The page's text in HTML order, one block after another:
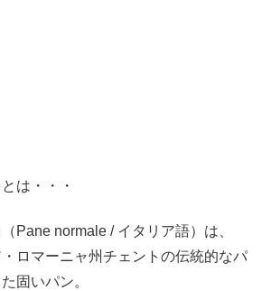
は・・・
Pane normale / イタリア語）は、
ロマーニャ州チェントの伝統的なパ
固いパン。